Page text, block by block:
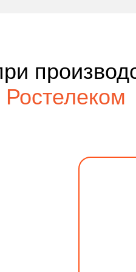
Ростелеком